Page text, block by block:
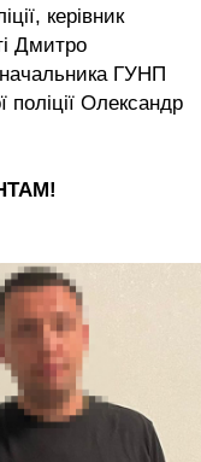
керівник
Дмитро
ГУНП
поліції Олександр